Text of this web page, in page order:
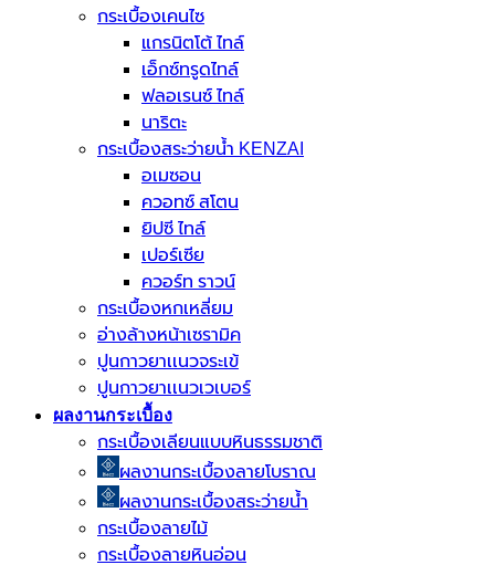
กระเบื้องเคนไซ
แกรนิตโต้ ไทล์
เอ็กซ์ทรูดไทล์
ฟลอเรนซ์ ไทล์
นาริตะ
กระเบื้องสระว่ายน้ำ KENZAI
อเมซอน
ควอทซ์ สโตน
ยิปซี ไทล์
เปอร์เซีย
ควอร์ท ราวน์
กระเบื้องหกเหลี่ยม
อ่างล้างหน้าเซรามิค
ปูนกาวยาเเนวจระเข้
ปูนกาวยาเเนวเวเบอร์
ผลงานกระเบื้อง
กระเบื้องเลียนแบบหินธรรมชาติ
ผลงานกระเบื้องลายโบราณ
ผลงานกระเบื้องสระว่ายนํ้า
กระเบื้องลายไม้
กระเบื้องลายหินอ่อน